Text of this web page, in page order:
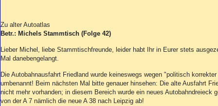
Zu alter Autoatlas
Betr.: Michels Stammtisch (Folge 42)
Lieber Michel, liebe Stammtischfreunde, leider habt Ihr in Eurer stets
Mal danebengelangt.
Die Autobahnausfahrt Friedland wurde keineswegs wegen "politisch
umbenannt! Beim nächsten Mal bitte genauer hinsehen: Die alte Ausfahrt
nicht mehr vorhanden; in diesem Bereich wurde ein neues Autobahndreieck
von der A 7 nämlich die neue A 38 nach Leipzig ab!